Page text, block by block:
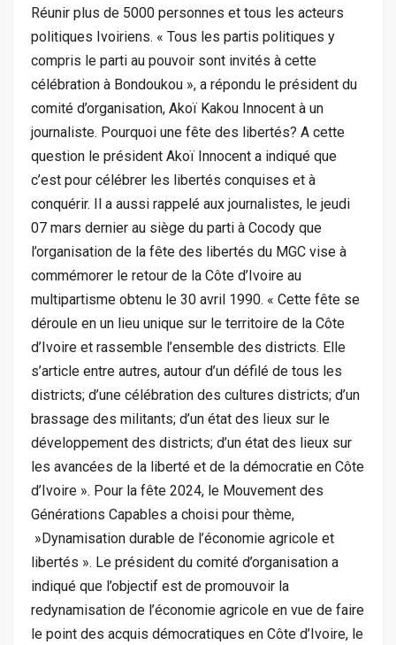
Réunir plus de 5000 personnes et tous les acteurs
politiques Ivoiriens. « Tous les partis politiques y
compris le parti au pouvoir sont invités à cette
célébration à Bondoukou », a répondu le président du
comité d’organisation, Akoï Kakou Innocent à un
journaliste. Pourquoi une fête des libertés? A cette
question le président Akoï Innocent a indiqué que
c’est pour célébrer les libertés conquises et à
conquérir. Il a aussi rappelé aux journalistes, le jeudi
07 mars dernier au siège du parti à Cocody que
l’organisation de la fête des libertés du MGC vise à
commémorer le retour de la Côte d’Ivoire au
multipartisme obtenu le 30 avril 1990. « Cette fête se
déroule en un lieu unique sur le territoire de la Côte
d’Ivoire et rassemble l’ensemble des districts. Elle
s’article entre autres, autour d’un défilé de tous les
districts; d’une célébration des cultures districts; d’un
brassage des militants; d’un état des lieux sur le
développement des districts; d’un état des lieux sur
les avancées de la liberté et de la démocratie en Côte
d’Ivoire ». Pour la fête 2024, le Mouvement des
Générations Capables a choisi pour thème,
»Dynamisation durable de l’économie agricole et
libertés ». Le président du comité d’organisation a
indiqué que l’objectif est de promouvoir la
redynamisation de l’économie agricole en vue de faire
le point des acquis démocratiques en Côte d’Ivoire, le